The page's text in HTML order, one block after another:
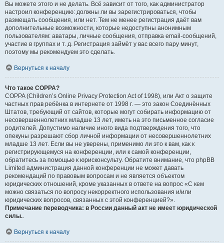
Вы можете этого и не делать. Всё зависит от того, как администратор
настроил конференцию: должны ли вы зарегистрироваться, чтобы
размещать сообщения, или нет. Тем не менее регистрация даёт вам
дополнительные возможности, которые недоступны анонимным
пользователям: аватары, личные сообщения, отправка email-сообщений,
участие в группах и т. д. Регистрация займёт у вас всего пару минут,
поэтому мы рекомендуем это сделать.
Вернуться к началу
Что такое COPPA?
COPPA (Children’s Online Privacy Protection Act of 1998), или Акт о защите
частных прав ребёнка в интернете от 1998 г. — это закон Соединённых
Штатов, требующий от сайтов, которые могут собирать информацию от
несовершеннолетних младше 13 лет, иметь на это письменное согласие
родителей. Допустимо наличие иного вида подтверждения того, что
опекуны разрешают сбор личной информации от несовершеннолетних
младше 13 лет. Если вы не уверены, применимо ли это к вам, как к
регистрирующемуся на конференции, или к самой конференции,
обратитесь за помощью к юрисконсульту. Обратите внимание, что phpBB
Limited администрация данной конференции не может давать
рекомендаций по правовым вопросам и не является объектом
юридических отношений, кроме указанных в ответе на вопрос «С кем
можно связаться по вопросу некорректного использования и/или
юридических вопросов, связанных с этой конференцией?».
Примечание переводчика: в России данный акт не имеет юридической
силы..
Вернуться к началу